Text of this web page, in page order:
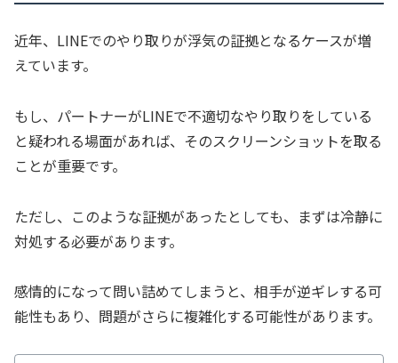
近年、LINEでのやり取りが浮気の証拠となるケースが増
えています。
もし、パートナーがLINEで不適切なやり取りをしている
と疑われる場面があれば、そのスクリーンショットを取る
ことが重要です。
ただし、このような証拠があったとしても、まずは冷静に
対処する必要があります。
感情的になって問い詰めてしまうと、相手が逆ギレする可
能性もあり、問題がさらに複雑化する可能性があります。